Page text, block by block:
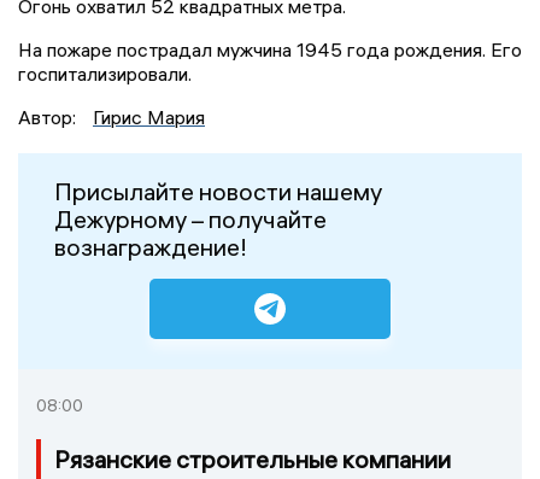
Огонь охватил 52 квадратных метра.
На пожаре пострадал мужчина 1945 года рождения. Его
госпитализировали.
Автор:
Гирис Мария
Присылайте новости нашему
Дежурному – получайте
вознаграждение!
08:00
Рязанские строительные компании